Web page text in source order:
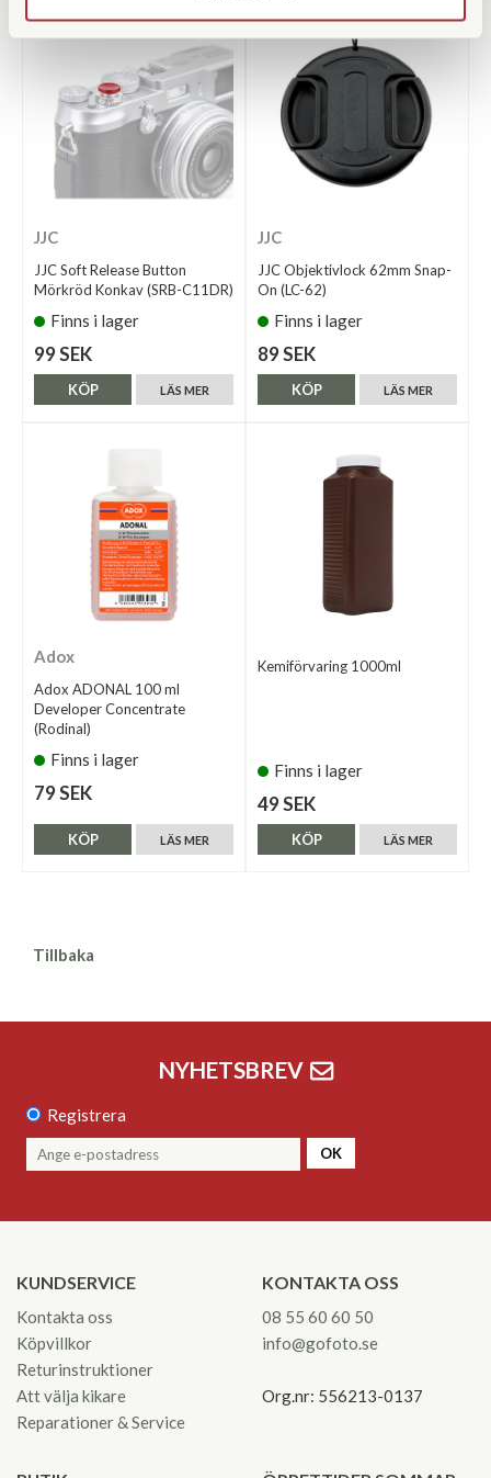
JJC
JJC Soft Release Button
Mörkröd Konkav (SRB-C11DR)
Finns i lager
99 SEK
LÄS MER
KÖP
JJC
JJC Objektivlock 62mm Snap-
On (LC-62)
Finns i lager
89 SEK
LÄS MER
KÖP
Adox
Adox ADONAL 100 ml
Developer Concentrate
(Rodinal)
Finns i lager
79 SEK
LÄS MER
KÖP
Kemiförvaring 1000ml
Finns i lager
49 SEK
LÄS MER
KÖP
Tillbaka
NYHETSBREV
Registrera
OK
KUNDSERVICE
Kontakta oss
Köpvillkor
Returinstruktioner
Att välja kikare
Reparationer & Service
KONTAKTA OSS
08 55 60 60 50
info@gofoto.se
Org.nr: 556213-0137